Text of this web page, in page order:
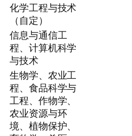
化学工程与技术
（自定）
信息与通信工
程、计算机科学
与技术
生物学、农业工
程、食品科学与
工程、作物学、
农业资源与环
境、植物保护、